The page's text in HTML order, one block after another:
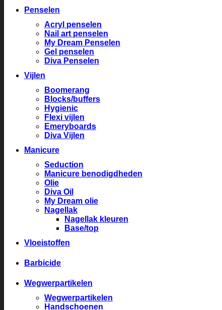
Penselen
Acryl penselen
Nail art penselen
My Dream Penselen
Gel penselen
Diva Penselen
Vijlen
Boomerang
Blocks/buffers
Hygienic
Flexi vijlen
Emeryboards
Diva Vijlen
Manicure
Seduction
Manicure benodigdheden
Olie
Diva Oil
My Dream olie
Nagellak
Nagellak kleuren
Base/top
Vloeistoffen
Barbicide
Wegwerpartikelen
Wegwerpartikelen
Handschoenen